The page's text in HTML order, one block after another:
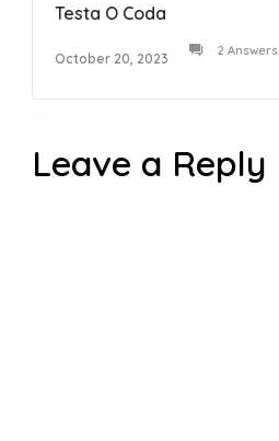
Testa O Coda
October 20, 2023 2 Answers
Leave a Reply